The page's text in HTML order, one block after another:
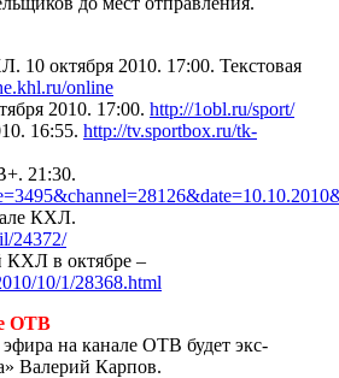
октября 2010. 17:00. Текстовая
online
2010. 17:00. http://1obl.ru/sport/
16:55. http://tv.sportbox.ru/tk-
21:30.
КХЛ.
24372/
КХЛ в октябре –
10/1/28368.html
ОТВ
на канале ОТВ будет экс-
Валерий Карпов.